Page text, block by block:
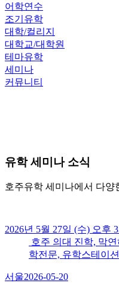
어학연수
조기유학
대학/컬리지
대학교/대학원
테마유학
세미나
커뮤니티
유학세미나 소식
호주유학 세미나에서 다양
2026년 5월 27일 (수) 오후
호주 의대 진학, 막
학전문, 유학스테이
서울2026-05-20